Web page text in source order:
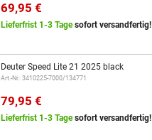
69,95 €
Lieferfrist 1-3 Tagesofort versandfertig!
Deuter Speed Lite 21 2025 black
Art.-Nr.: 3410225-7000/134771
79,95 €
Lieferfrist 1-3 Tagesofort versandfertig!